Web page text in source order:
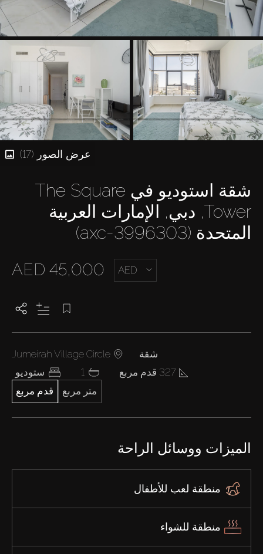
عرض الصور (17)
شقة استوديو في The Square
Tower, دبي, الإمارات العربية
المتحدة (axc-3996303)
AED 45,000 AED
Jumeirah Village Circle
شقة
ستوديو
1
327 قدم مربع
قدم مربع
متر مربع
الميزات ووسائل الراحة
منطقة لعب للأطفال
منطقة للشواء